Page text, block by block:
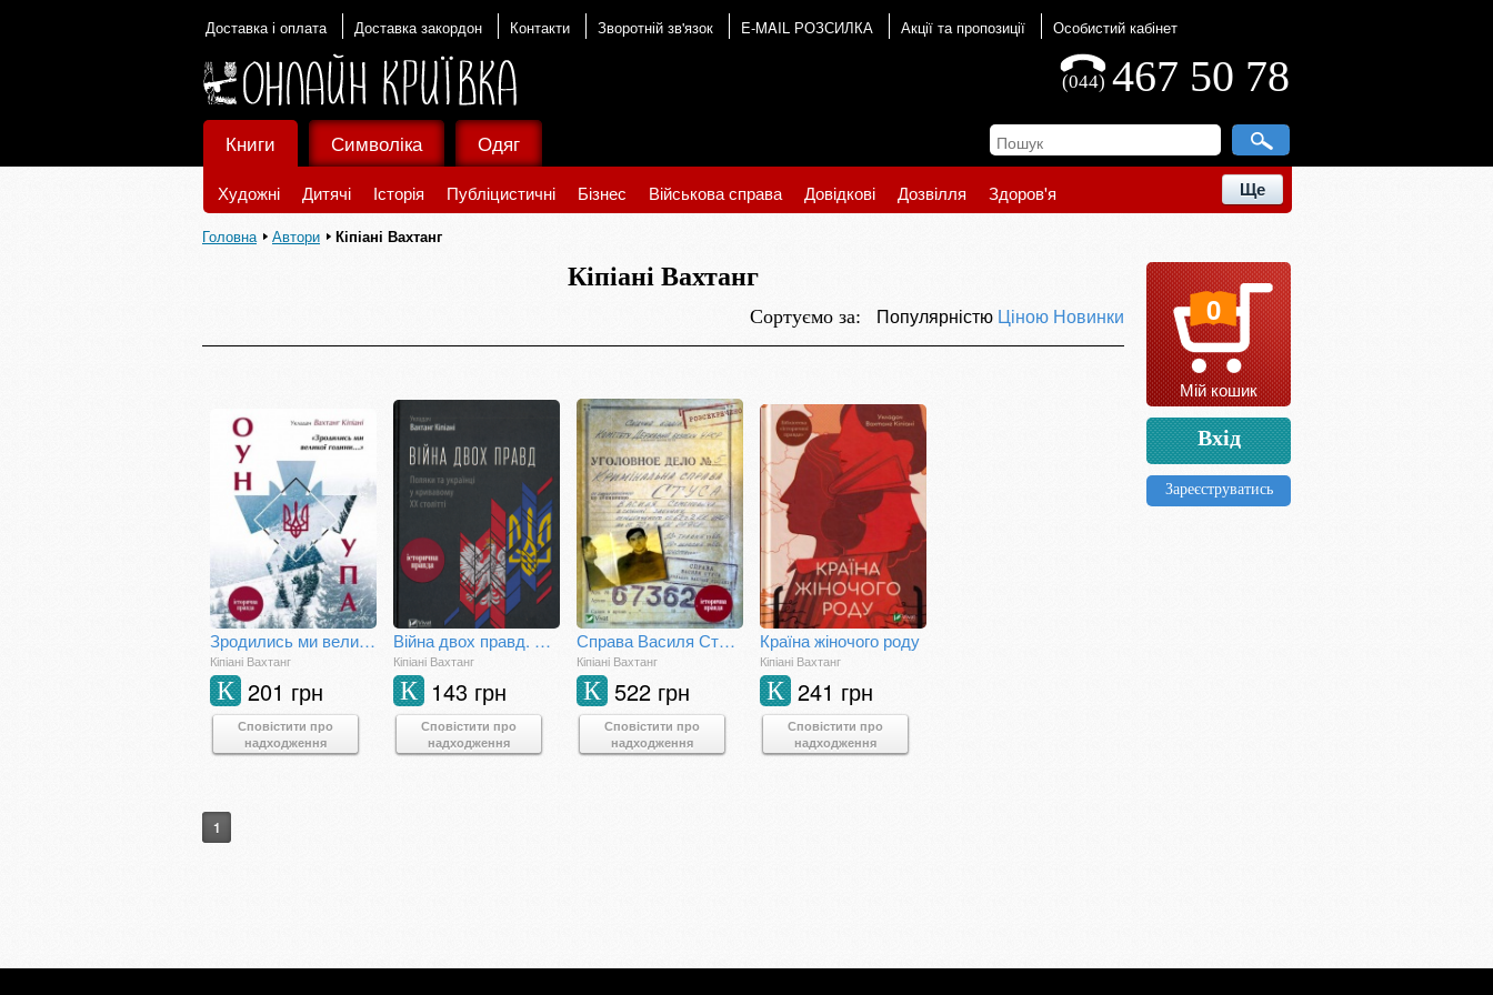
Доставка і оплата Доставка закордон Контакти Зворотній зв'язок E-MAIL РОЗСИЛКА Акції та пропозиції Особистий кабінет
467 50 78
(044)
Книги
Художні Дитячі Історія Публіцистичні Бізнес Військова справа Довідкові Дозвілля Здоров'я Ще
Символіка Одяг
Головна Автори Кіпіані Вахтанг
Кіпіані Вахтанг
Сортуємо за: Популярністю Ціною Новинки
Зродились ми великої години. ОУН і УПА. Історична правда
Кіпіані Вахтанг
201 грн
К
Сповістити про
надходження
Війна двох правд. Поляки та українці у кривавому ХХ столітті
Кіпіані Вахтанг
143 грн
К
Сповістити про
надходження
Справа Василя Стуса. Збірка документів з архіву колишнього КДБ УРСР
Кіпіані Вахтанг
522 грн
К
Сповістити про
надходження
Країна жіночого роду
Кіпіані Вахтанг
241 грн
К
Сповістити про
надходження
1
0
Мій кошик
Вхід
Зареєструватись